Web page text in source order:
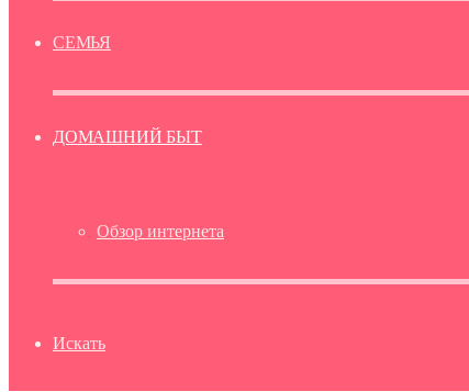
СЕМЬЯ
ДОМАШНИЙ БЫТ
Обзор интернета
Искать